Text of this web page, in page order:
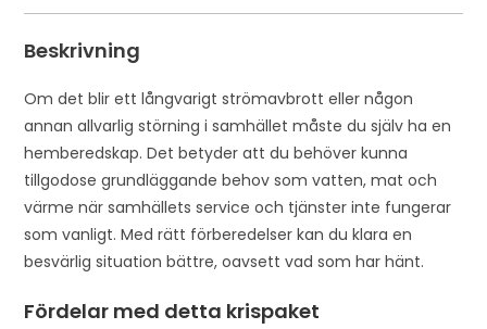
t
o
o
i
n
t
h
e
w
i
Beskrivning
Om det blir ett långvarigt strömavbrott eller någon
annan allvarlig störning i samhället måste du själv ha en
hemberedskap. Det betyder att du behöver kunna
tillgodose grundläggande behov som vatten, mat och
värme när samhällets service och tjänster inte fungerar
som vanligt. Med rätt förberedelser kan du klara en
besvärlig situation bättre, oavsett vad som har hänt.
Fördelar med detta krispaket